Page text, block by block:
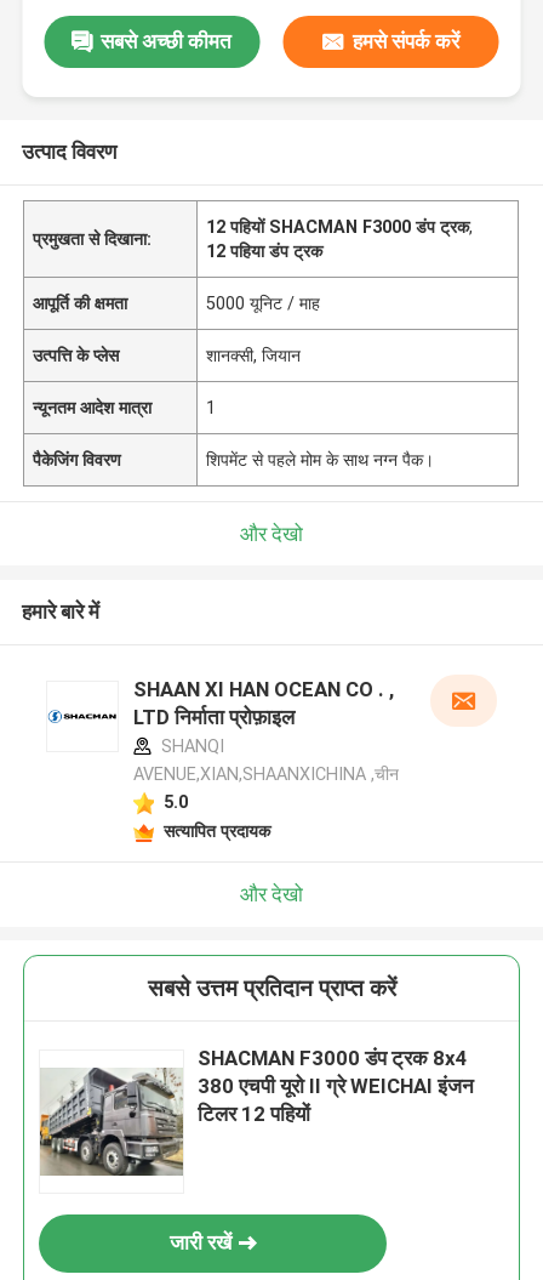
सबसे अच्छी कीमत हमसे संपर्क करें
उत्पाद विवरण
प्रमुखता से दिखाना:
12 पहियों SHACMAN F3000 डंप ट्रक,
12 पहिया डंप ट्रक
आपूर्ति की क्षमता 5000 यूनिट / माह
उत्पत्ति के प्लेस शानक्सी, जियान
न्यूनतम आदेश मात्रा 1
पैकेजिंग विवरण शिपमेंट से पहले मोम के साथ नग्न पैक।
और देखो
हमारे बारे में
SHAAN XI HAN OCEAN CO . ,
LTD निर्माता प्रोफ़ाइल
SHANQI
AVENUE,XIAN,SHAANXICHINA ,चीन
5.0
सत्यापित प्रदायक
और देखो
सबसे उत्तम प्रतिदान प्राप्त करें
SHACMAN F3000 डंप ट्रक 8x4
380 एचपी यूरो II ग्रे WEICHAI इंजन
टिलर 12 पहियों
जारी रखें